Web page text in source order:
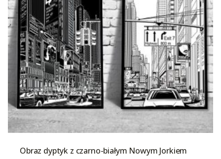
Obraz dyptyk z czarno-białym Nowym Jorkiem